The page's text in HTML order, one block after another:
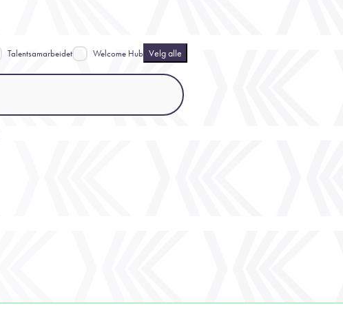
Talentsamarbeidet Welcome Hub Velg alle